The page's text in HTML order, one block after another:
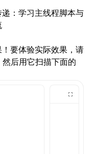
：学习主线程脚本与
要体验实际效果，请
然后用它扫描下面的